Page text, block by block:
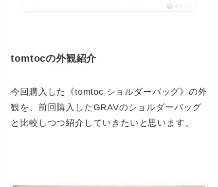
ポチップ
tomtocの外観紹介
今回購入した《tomtoc ショルダーバッグ》の外
観を、前回購入したGRAVのショルダーバッグ
と比較しつつ紹介していきたいと思います。